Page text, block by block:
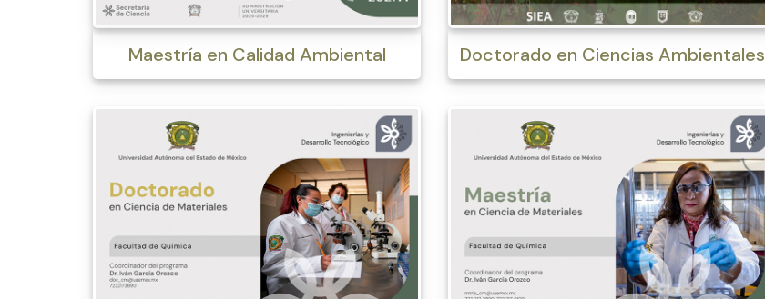
Maestría en Calidad Ambiental Doctorado en Ciencias Ambientales